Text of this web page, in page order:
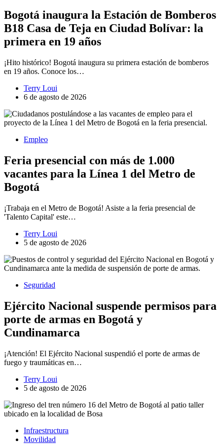
Bogotá inaugura la Estación de Bomberos
B18 Casa de Teja en Ciudad Bolívar: la
primera en 19 años
¡Hito histórico! Bogotá inaugura su primera estación de bomberos
en 19 años. Conoce los…
Terry Loui
6 de agosto de 2026
Empleo
Feria presencial con más de 1.000
vacantes para la Línea 1 del Metro de
Bogotá
¡Trabaja en el Metro de Bogotá! Asiste a la feria presencial de
'Talento Capital' este…
Terry Loui
5 de agosto de 2026
Seguridad
Ejército Nacional suspende permisos para
porte de armas en Bogotá y
Cundinamarca
¡Atención! El Ejército Nacional suspendió el porte de armas de
fuego y traumáticas en…
Terry Loui
5 de agosto de 2026
Infraestructura
Movilidad